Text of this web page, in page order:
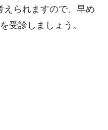
えられますので、早め
受診しましょう。